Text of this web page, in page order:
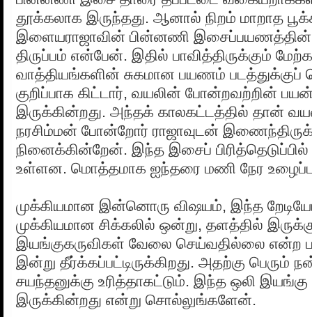
தூக்கலாக இருந்தது. ஆனால் நிறம் மாறாத
இளையராஜாவின் பின்னணி இசைப்பயணத்தின்
திருப்பம் என்பேன். இதில் பாவித்திருக்கும்
வாத்தியங்களின் சுகமான பயணம் படத்துக்குப்
குறிப்பாக கிட்டார், வயலின் போன்றவற்றின்
இருக்கின்றது. அந்தக் காலகட்டத்தில் தான்
நரசிம்மன் போன்றோர் ராஜாவுடன்
நினைக்கின்றேன். இந்த இசைப்
உள்ளன. மொத்தமாக ஐந்தரை மணி நேர
முக்கியமான இன்னொரு விஷயம், இந்த
முக்கியமான சிக்கலில் ஒன்று, தளத்தில்
இயங்குகருவிகள் வேலை செய்வதில்லை என்ற
இன்று தீர்க்கப்பட்டிருக்கிறது. அதற்கு பெரும்
சயந்தனுக்கு உரித்தாகட்டும். இந்த ஒலி இயங்கு
இருக்கின்றது என்று சொல்லுங்களேன்.